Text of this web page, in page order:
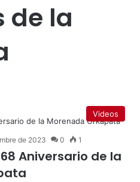
de la
Videos
de 2023 0 1
Aniversario de la